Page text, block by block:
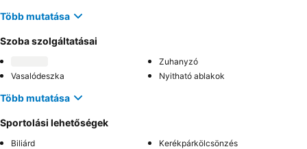
Több mutatása
Szoba szolgáltatásai
Zuhanyzó
Vasalódeszka
Nyitható ablakok
Több mutatása
Sportolási lehetőségek
Biliárd
Kerékpárkölcsönzés